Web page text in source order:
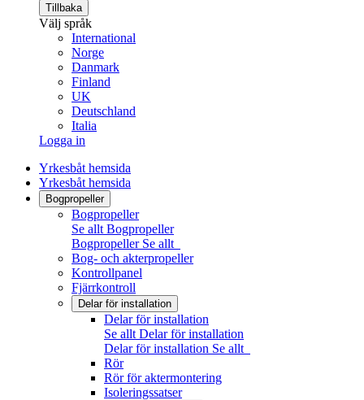
Tillbaka
Välj språk
International
Norge
Danmark
Finland
UK
Deutschland
Italia
Logga in
Yrkesbåt hemsida
Yrkesbåt hemsida
Bogpropeller
Bogpropeller
Se allt Bogpropeller
Bogpropeller Se allt
Bog- och akterpropeller
Kontrollpanel
Fjärrkontroll
Delar för installation
Delar för installation
Se allt Delar för installation
Delar för installation Se allt
Rör
Rör för aktermontering
Isoleringssatser